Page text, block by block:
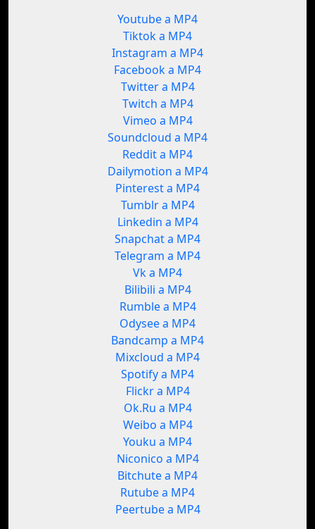
Youtube a MP4
Tiktok a MP4
Instagram a MP4
Facebook a MP4
Twitter a MP4
Twitch a MP4
Vimeo a MP4
Soundcloud a MP4
Reddit a MP4
Dailymotion a MP4
Pinterest a MP4
Tumblr a MP4
Linkedin a MP4
Snapchat a MP4
Telegram a MP4
Vk a MP4
Bilibili a MP4
Rumble a MP4
Odysee a MP4
Bandcamp a MP4
Mixcloud a MP4
Spotify a MP4
Flickr a MP4
Ok.Ru a MP4
Weibo a MP4
Youku a MP4
Niconico a MP4
Bitchute a MP4
Rutube a MP4
Peertube a MP4